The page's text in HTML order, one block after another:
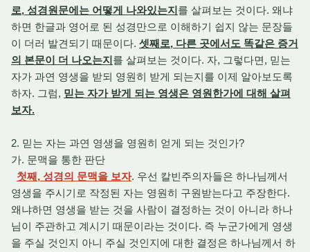
로, 성경원문에는 어떻게 나와있는지를 살펴보는 것이다. 왜냐
하면 한글과 영어로 된 성경만으로 이해하기 쉽지 않는 문장들
이 더러 발견되기 때문이다. 셋째로, 다른 곳에서도 똑같은 증거
의 본문이 더 나오는지를 살펴보는 것이다. 자, 그렇다면, 믿는
자가 과연 영생을 받되 영원히 받게 되는지를 이제 알아보도록
하자. 그럼, 믿는 자가 받게 되는 영생은 영원한가에 대해 살펴
보자.
2. 믿는 자는 과연 영생을 영원히 얻게 되는 것인가?
가. 문맥을 통한 판단
첫째, 성경의 문맥을 보자. 우선 칼빈주의자들은 하나님께서
영생을 주시기로 작정된 자는 영원히 구원받는다고 주장한다.
왜냐하면 영생을 받는 것을 사람이 결정하는 것이 아니라 하나
님이 주관하고 계시기 때문이라는 것이다. 즉 누군가에게 영생
을 주실 것인지 아니 주실 것인지에 대한 결정은 하나님께서 하